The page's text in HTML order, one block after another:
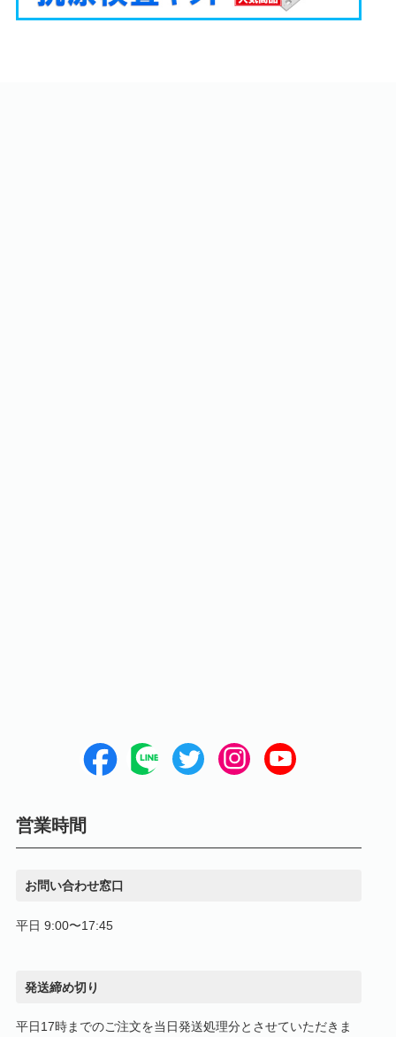
営業時間
お問い合わせ窓口
平日 9:00〜17:45
発送締め切り
平日17時までのご注文を当日発送処理分とさせていただきま